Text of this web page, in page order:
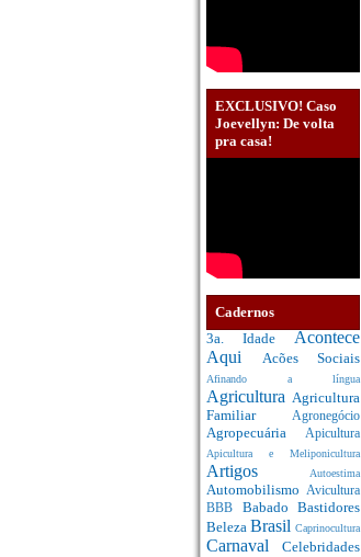
EXCLUSIVO! Caso
Joevellyn: De volta
pra casa!
Cadernos
3a. Idade Acontece
Aqui Acões Sociais
Afinando a língua
Agricultura Agricultura
Familiar Agronegócio
Agropecuária Apicultura
Apicultura e Meliponicultura
Artigos Autoestima
Automobilismo Avicultura
BBB Babado Bastidores
Beleza Brasil Caprinocultura
Carnaval Celebridades